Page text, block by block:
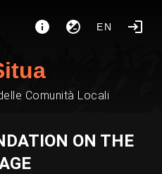
EN
Comunità Locali
ON THE